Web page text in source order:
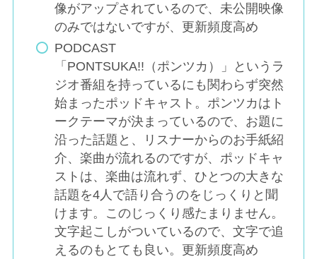
像がアップされているので、未公開映像
のみではないですが、更新頻度高め
PODCAST
「PONTSUKA!!（ポンツカ）」というラ
ジオ番組を持っているにも関わらず突然
始まったポッドキャスト。ポンツカはト
ークテーマが決まっているので、お題に
沿った話題と、リスナーからのお手紙紹
介、楽曲が流れるのですが、ポッドキャ
ストは、楽曲は流れず、ひとつの大きな
話題を4人で語り合うのをじっくりと聞
けます。このじっくり感たまりません。
文字起こしがついているので、文字で追
えるのもとても良い。更新頻度高め